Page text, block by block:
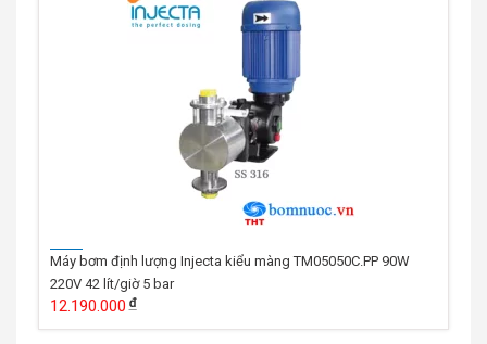
Máy bơm định lượng Injecta kiểu màng TM05050C.PP 90W
220V 42 lít/giờ 5 bar
12.190.000